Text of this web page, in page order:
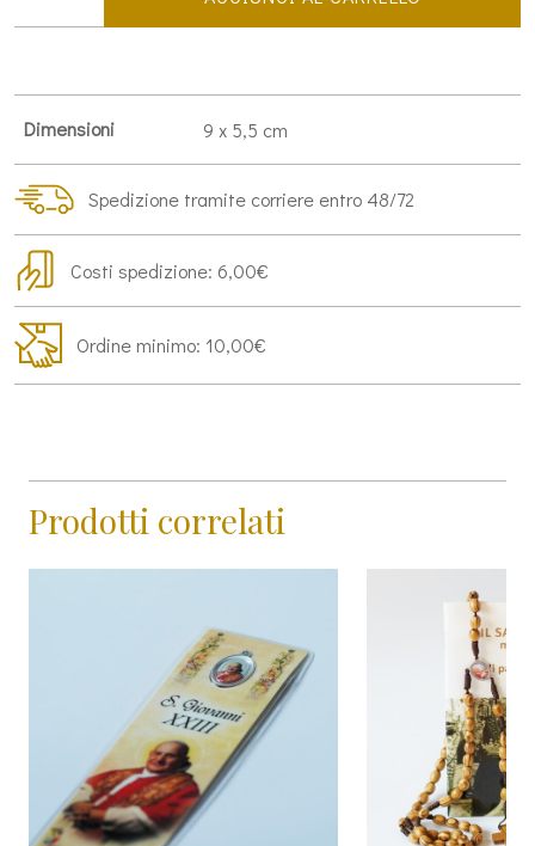
Dimensioni 9 x 5,5 cm
Spedizione tramite corriere entro 48/72
Costi spedizione: 6,00€
Ordine minimo: 10,00€
Prodotti correlati